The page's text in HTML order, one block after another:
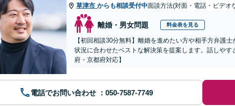
草津市 からも相談受付中面談方法(対面・電話・ビデオ
離婚・男女問題 料金表を見る
【初回相談30分無料】離婚を進めたい方や相手方弁護
状況に合わせたベストな解決策を提案します。話しや
府・京都府対応】
電話でお問い合わせ